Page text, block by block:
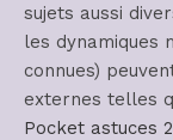
sujets aussi
les dynamiques
connues)
externes telles
Pocket astuces